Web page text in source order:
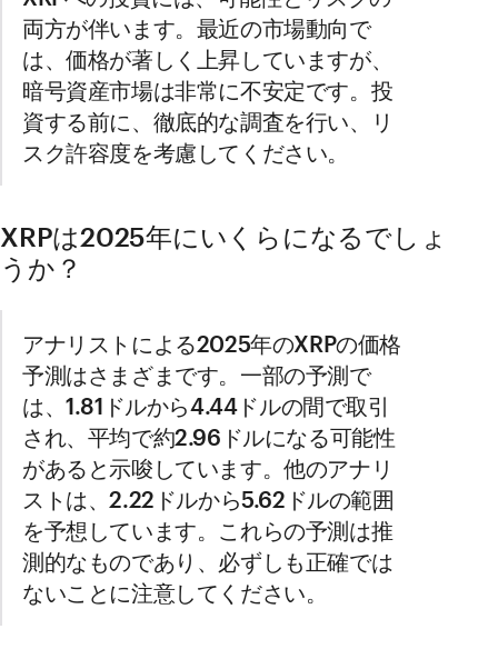
両方が伴います。最近の市場動向で
は、価格が著しく上昇していますが、
暗号資産市場は非常に不安定です。投
資する前に、徹底的な調査を行い、リ
スク許容度を考慮してください。
XRPは2025年にいくらになるでしょ
うか？
アナリストによる2025年のXRPの価格
予測はさまざまです。一部の予測で
は、1.81ドルから4.44ドルの間で取引
され、平均で約2.96ドルになる可能性
があると示唆しています。他のアナリ
ストは、2.22ドルから5.62ドルの範囲
を予想しています。これらの予測は推
測的なものであり、必ずしも正確では
ないことに注意してください。